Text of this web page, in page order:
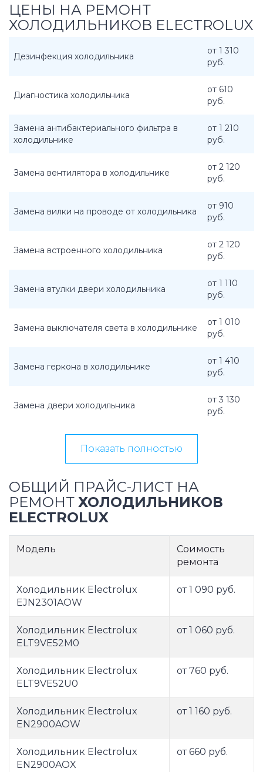
ЦЕНЫ НА РЕМОНТ
ХОЛОДИЛЬНИКОВ ELECTROLUX
Дезинфекция холодильника
от 1 310
руб.
Диагностика холодильника
от 610
руб.
Замена антибактериального фильтра в
холодильнике
от 1 210
руб.
Замена вентилятора в холодильнике
от 2 120
руб.
Замена вилки на проводе от холодильника
от 910
руб.
Замена встроенного холодильника
от 2 120
руб.
Замена втулки двери холодильника
от 1 110
руб.
Замена выключателя света в холодильнике
от 1 010
руб.
Замена геркона в холодильнике
от 1 410
руб.
Замена двери холодильника
от 3 130
руб.
Показать полностью
ОБЩИЙ ПРАЙС-ЛИСТ НА
РЕМОНТ ХОЛОДИЛЬНИКОВ
ELECTROLUX
Модель
Соимость
ремонта
Холодильник Electrolux
EJN2301AOW
от 1 090 руб.
Холодильник Electrolux
ELT9VE52M0
от 1 060 руб.
Холодильник Electrolux
ELT9VE52U0
от 760 руб.
Холодильник Electrolux
EN2900AOW
от 1 160 руб.
Холодильник Electrolux
EN2900AOX
от 660 руб.